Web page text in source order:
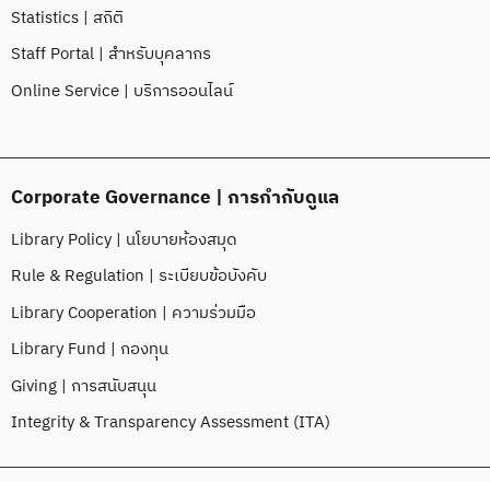
Statistics | สถิติ
Staff Portal | สำหรับบุคลากร
Online Service | บริการออนไลน์
Corporate Governance | การกำกับดูแล
Library Policy | นโยบายห้องสมุด
Rule & Regulation | ระเบียบข้อบังคับ
Library Cooperation | ความร่วมมือ
Library Fund | กองทุน
Giving | การสนับสนุน
Integrity & Transparency Assessment (ITA)